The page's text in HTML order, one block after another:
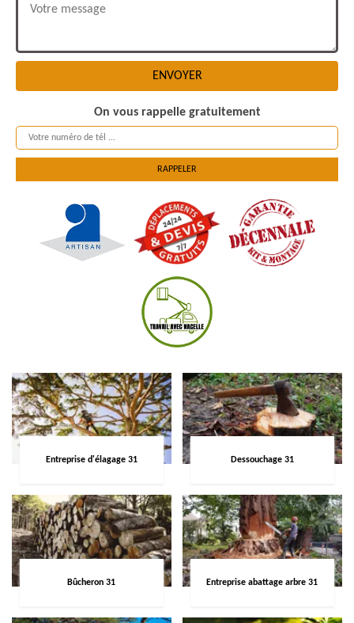
On vous rappelle gratuitement
Entreprise d'élagage 31 Dessouchage 31
Bûcheron 31 Entreprise abattage arbre 31